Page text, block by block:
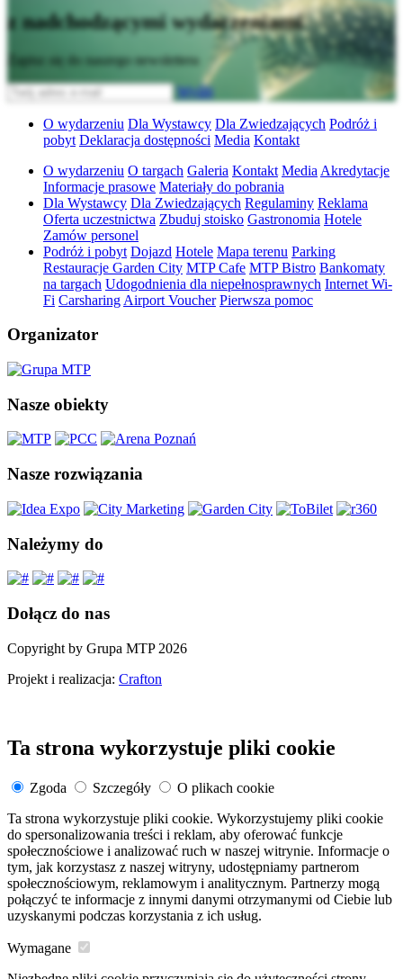
z nadchodzącymi wydarzeniami
Zapisz się do naszego newslettera
Wyślij
O wydarzeniu Dla Wystawcy Dla Zwiedzających Podróż i
pobyt Deklaracja dostępności Media Kontakt
O wydarzeniu O targach Galeria Kontakt Media Akredytacje
Informacje prasowe Materiały do pobrania
Dla Wystawcy Dla Zwiedzających Regulaminy Reklama
Oferta uczestnictwa Zbuduj stoisko Gastronomia Hotele
Zamów personel
Podróż i pobyt Dojazd Hotele Mapa terenu Parking
Restauracje Garden City MTP Cafe MTP Bistro Bankomaty
na targach Udogodnienia dla niepełnosprawnych Internet Wi-
Fi Carsharing Airport Voucher Pierwsza pomoc
Organizator
Nasze obiekty
Nasze rozwiązania
Należymy do
Dołącz do nas
Copyright by Grupa MTP 2026
Projekt i realizacja: Crafton
Ta strona wykorzystuje pliki cookie
Zgoda Szczegóły
O plikach cookie
Ta strona wykorzystuje pliki cookie. Wykorzystujemy pliki cookie
do spersonalizowania treści i reklam, aby oferować funkcje
społecznościowe i analizować ruch w naszej witrynie. Informacje o
tym, jak korzystasz z naszej witryny, udostępniamy partnerom
społecznościowym, reklamowym i analitycznym. Partnerzy mogą
połączyć te informacje z innymi danymi otrzymanymi od Ciebie lub
uzyskanymi podczas korzystania z ich usług.
Wymagane